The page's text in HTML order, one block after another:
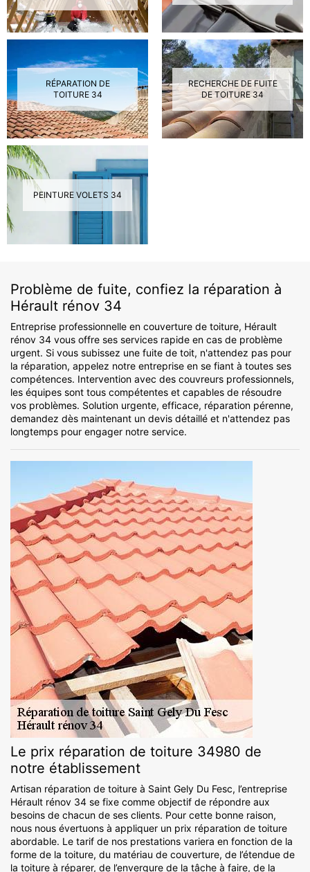
RÉPARATION DE
TOITURE 34
RECHERCHE DE FUITE
DE TOITURE 34
PEINTURE VOLETS 34
Problème de fuite, confiez la réparation à
Hérault rénov 34
Entreprise professionnelle en couverture de toiture, Hérault
rénov 34 vous offre ses services rapide en cas de problème
urgent. Si vous subissez une fuite de toit, n'attendez pas pour
la réparation, appelez notre entreprise en se fiant à toutes ses
compétences. Intervention avec des couvreurs professionnels,
les équipes sont tous compétentes et capables de résoudre
vos problèmes. Solution urgente, efficace, réparation pérenne,
demandez dès maintenant un devis détaillé et n'attendez pas
longtemps pour engager notre service.
Le prix réparation de toiture 34980 de
notre établissement
Artisan réparation de toiture à Saint Gely Du Fesc, l’entreprise
Hérault rénov 34 se fixe comme objectif de répondre aux
besoins de chacun de ses clients. Pour cette bonne raison,
nous nous évertuons à appliquer un prix réparation de toiture
abordable. Le tarif de nos prestations variera en fonction de la
forme de la toiture, du matériau de couverture, de l’étendue de
la toiture à réparer, de l’envergure de la tâche à faire, de la